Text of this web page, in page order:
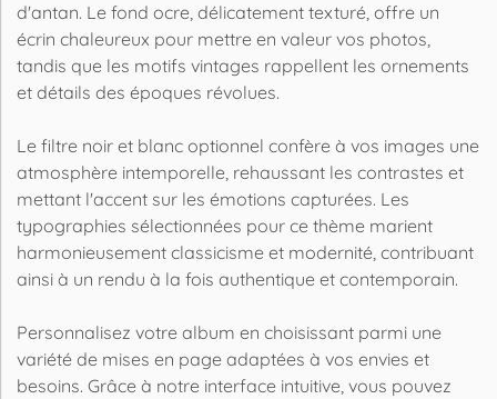
d'antan. Le fond ocre, délicatement texturé, offre un
écrin chaleureux pour mettre en valeur vos photos,
tandis que les motifs vintages rappellent les ornements
et détails des époques révolues.
Le filtre noir et blanc optionnel confère à vos images une
atmosphère intemporelle, rehaussant les contrastes et
mettant l'accent sur les émotions capturées. Les
typographies sélectionnées pour ce thème marient
harmonieusement classicisme et modernité, contribuant
ainsi à un rendu à la fois authentique et contemporain.
Personnalisez votre album en choisissant parmi une
variété de mises en page adaptées à vos envies et
besoins. Grâce à notre interface intuitive, vous pouvez